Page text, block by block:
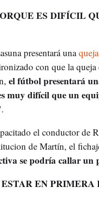
ES DIFÍCIL
presentará una
con que la queja
el fútbol presentará
muy difícil que un
el conductor de
de Martín, el
se podría callar un
EN